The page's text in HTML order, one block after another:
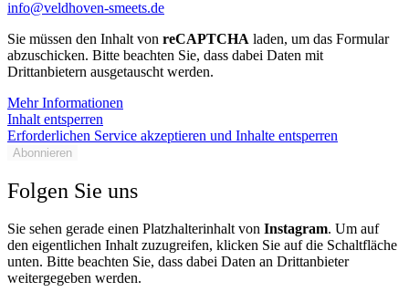
info@veldhoven-smeets.de
Sie müssen den Inhalt von reCAPTCHA laden, um das Formular
abzuschicken. Bitte beachten Sie, dass dabei Daten mit
Drittanbietern ausgetauscht werden.
Mehr Informationen
Inhalt entsperren
Erforderlichen Service akzeptieren und Inhalte entsperren
Abonnieren
Folgen Sie uns
Sie sehen gerade einen Platzhalterinhalt von Instagram. Um auf
den eigentlichen Inhalt zuzugreifen, klicken Sie auf die Schaltfläche
unten. Bitte beachten Sie, dass dabei Daten an Drittanbieter
weitergegeben werden.